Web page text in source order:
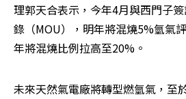
理郭天合表示，今年4月與西門子
錄（MOU），明年將混燒5%氫氣
年將混燒比例拉高至20%。
未來天然氣電廠將轉型燃氫氣，至